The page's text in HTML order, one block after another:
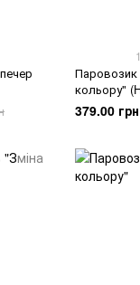
1
кольору"
379.00 грн